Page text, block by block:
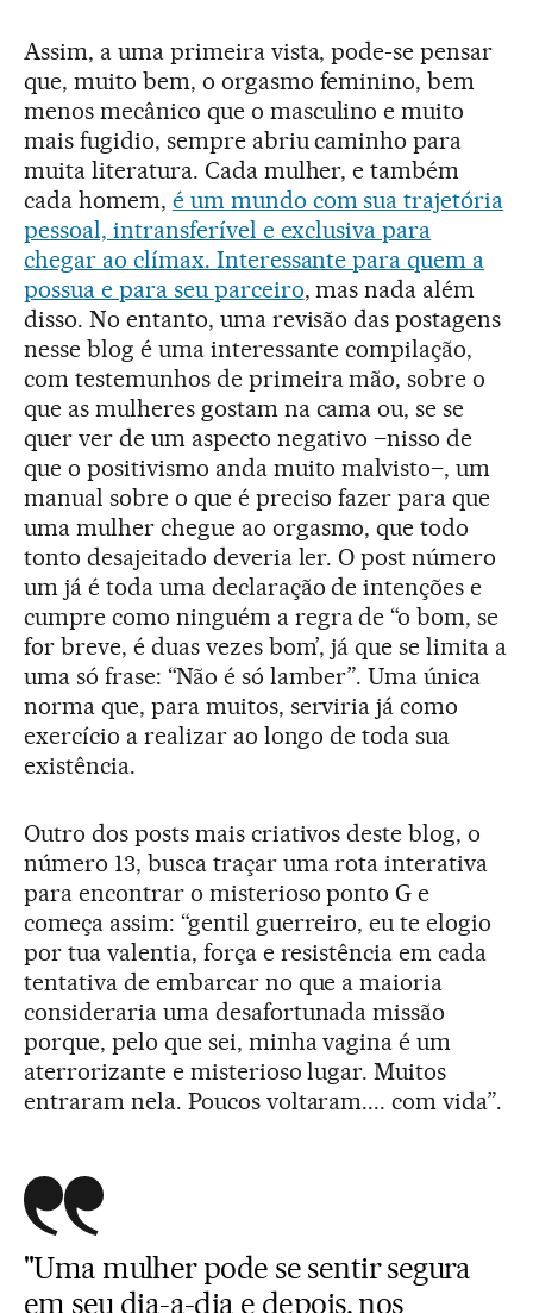
Assim, a uma primeira vista, pode-se pensar
que, muito bem, o orgasmo feminino, bem
menos mecânico que o masculino e muito
mais fugidio, sempre abriu caminho para
muita literatura. Cada mulher, e também
cada homem, é um mundo com sua trajetória
pessoal, intransferível e exclusiva para
chegar ao clímax. Interessante para quem a
possua e para seu parceiro, mas nada além
disso. No entanto, uma revisão das postagens
nesse blog é uma interessante compilação,
com testemunhos de primeira mão, sobre o
que as mulheres gostam na cama ou, se se
quer ver de um aspecto negativo –nisso de
que o positivismo anda muito malvisto–, um
manual sobre o que é preciso fazer para que
uma mulher chegue ao orgasmo, que todo
tonto desajeitado deveria ler. O post número
um já é toda uma declaração de intenções e
cumpre como ninguém a regra de “o bom, se
for breve, é duas vezes bom’, já que se limita a
uma só frase: “Não é só lamber”. Uma única
norma que, para muitos, serviria já como
exercício a realizar ao longo de toda sua
existência.
Outro dos posts mais criativos deste blog, o
número 13, busca traçar uma rota interativa
para encontrar o misterioso ponto G e
começa assim: “gentil guerreiro, eu te elogio
por tua valentia, força e resistência em cada
tentativa de embarcar no que a maioria
consideraria uma desafortunada missão
porque, pelo que sei, minha vagina é um
aterrorizante e misterioso lugar. Muitos
entraram nela. Poucos voltaram.... com vida”.
"Uma mulher pode se sentir segura
em seu dia-a-dia e depois, nos